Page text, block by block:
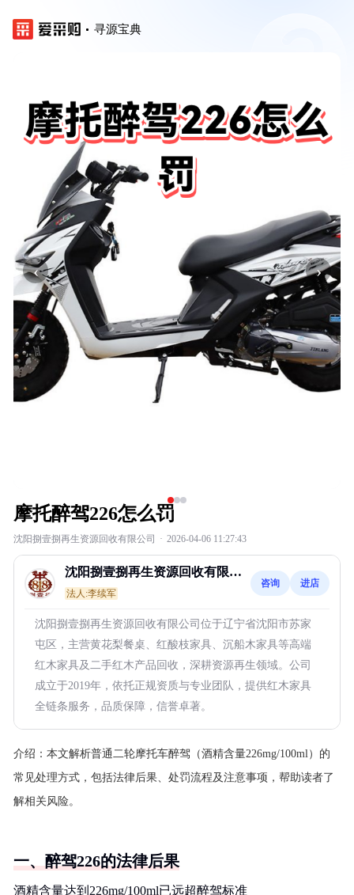
寻源宝典
‹ ›
摩托醉驾226怎么罚
沈阳捌壹捌再生资源回收有限公司 · 2026-04-06 11:27:43
沈阳捌壹捌再生资源回收有限公
司
法人:李续军
咨询 进店
沈阳捌壹捌再生资源回收有限公司位于辽宁省沈阳市苏家
屯区，主营黄花梨餐桌、红酸枝家具、沉船木家具等高端
红木家具及二手红木产品回收，深耕资源再生领域。公司
成立于2019年，依托正规资质与专业团队，提供红木家具
全链条服务，品质保障，信誉卓著。
介绍： 本文解析普通二轮摩托车醉驾（酒精含量226mg/100ml）的
常见处理方式，包括法律后果、处罚流程及注意事项，帮助读者了
解相关风险。
一、醉驾226的法律后果
酒精含量达到226mg/100ml已远超醉驾标准